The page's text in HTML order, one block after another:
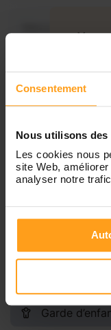
Consentement
Nous utilisons des
Les cookies nous
site Web,
analyser notre
Jeudi
Samedi
Vous
Garde